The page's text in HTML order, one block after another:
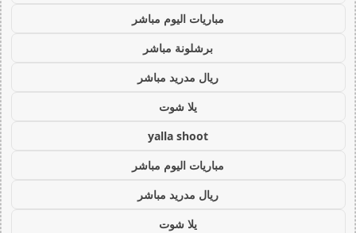
مباريات اليوم مباشر
برشلونة مباشر
ريال مدريد مباشر
يلا شوت
yalla shoot
مباريات اليوم مباشر
ريال مدريد مباشر
يلا شوت